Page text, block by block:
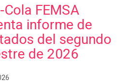
Cola FEMSA
informe de
del segundo
de 2026